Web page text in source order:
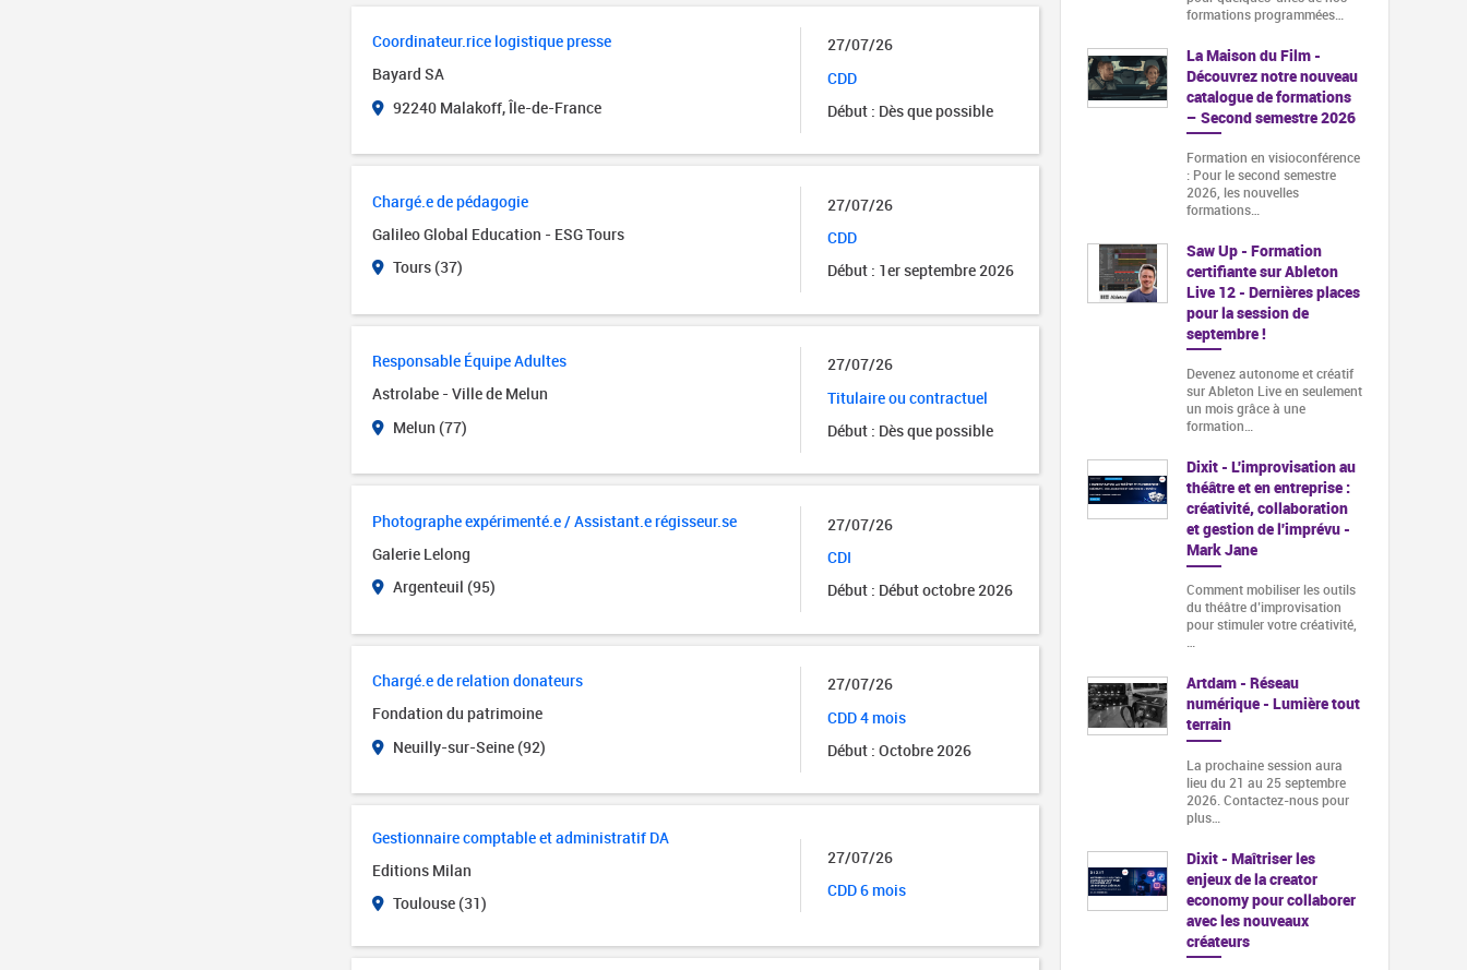
Coordinateur.rice logistique presse
Bayard SA
92240 Malakoff, Île-de-France
27/07/26
CDD
Début : Dès que possible
Chargé.e de pédagogie
Galileo Global Education - ESG Tours
Tours (37)
27/07/26
CDD
Début : 1er septembre 2026
Responsable Équipe Adultes
Astrolabe - Ville de Melun
Melun (77)
27/07/26
Titulaire ou contractuel
Début : Dès que possible
Photographe expérimenté.e / Assistant.e régisseur.se
Galerie Lelong
Argenteuil (95)
27/07/26
CDI
Début : Début octobre 2026
Chargé.e de relation donateurs
Fondation du patrimoine
Neuilly-sur-Seine (92)
27/07/26
CDD 4 mois
Début : Octobre 2026
Gestionnaire comptable et administratif DA
Editions Milan
Toulouse (31)
27/07/26
CDD 6 mois
formations programmées…
La Maison du Film -
Découvrez notre nouveau
catalogue de formations
– Second semestre 2026
Formation en visioconférence
: Pour le second semestre
2026, les nouvelles
formations…
Saw Up - Formation
certifiante sur Ableton
Live 12 - Dernières places
pour la session de
septembre !
Devenez autonome et créatif
sur Ableton Live en seulement
un mois grâce à une
formation…
Dixit - L'improvisation au
théâtre et en entreprise :
créativité, collaboration
et gestion de l'imprévu -
Mark Jane
Comment mobiliser les outils
du théâtre d’improvisation
pour stimuler votre créativité,
…
Artdam - Réseau
numérique - Lumière tout
terrain
La prochaine session aura
lieu du 21 au 25 septembre
2026. Contactez-nous pour
plus…
Dixit - Maîtriser les
enjeux de la creator
economy pour collaborer
avec les nouveaux
créateurs